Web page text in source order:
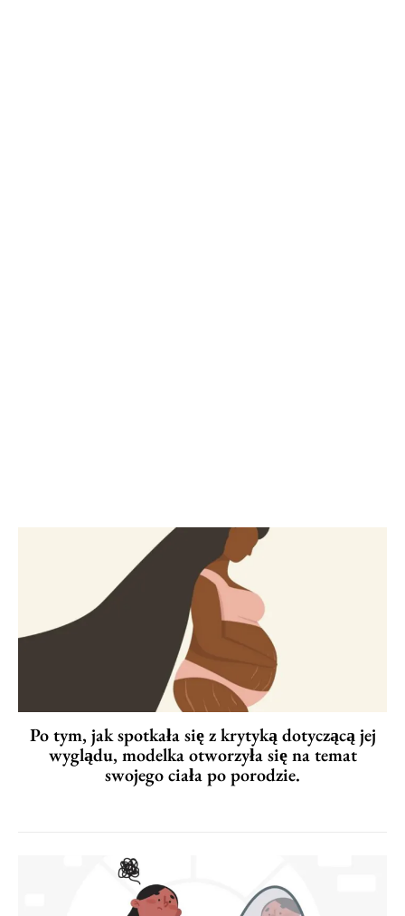
Po tym, jak spotkała się z krytyką dotyczącą jej
wyglądu, modelka otworzyła się na temat
swojego ciała po porodzie.